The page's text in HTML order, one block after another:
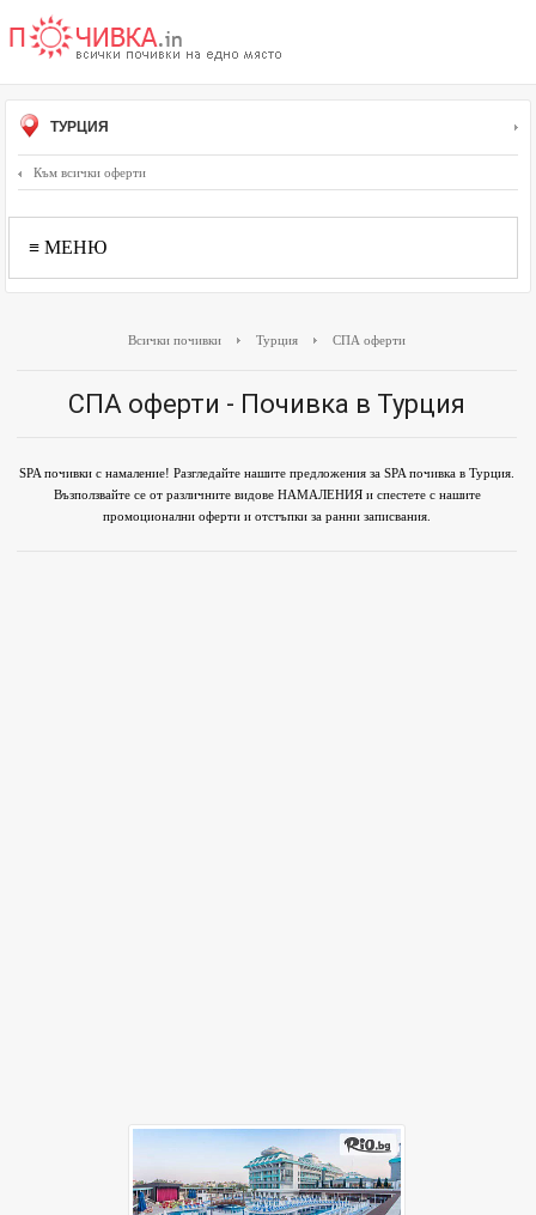
ТУРЦИЯ
Към всички оферти
≡ МЕНЮ
Всички почивки Турция СПА оферти
СПА оферти - Почивка в Турция
SPA почивки с намаление! Разгледайте нашите предложения за SPA почивка в Турция.
Възползвайте се от различните видове НАМАЛЕНИЯ и спестете с нашите
промоционални оферти и отстъпки за ранни записвания.